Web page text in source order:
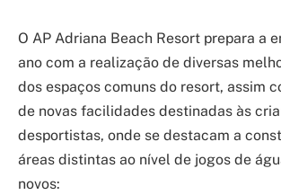
O AP Adriana Beach Resort prepara a
ano com a realização de diversas
dos espaços comuns do resort, assim
de novas facilidades destinadas às
desportistas, onde se destacam a
áreas distintas ao nível de jogos de
novos: